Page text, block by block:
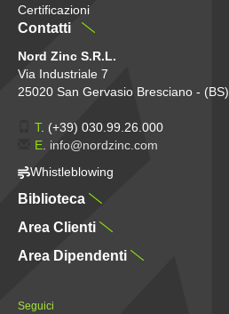
Certificazioni
Contatti
Nord Zinc S.R.L.
Via Industriale 7
25020 San Gervasio Bresciano - (BS)
T. (+39) 030.99.26.000
E info@nordzinc.com
Whistleblowing
Biblioteca
Area Clienti
Area Dipendenti
Seguici